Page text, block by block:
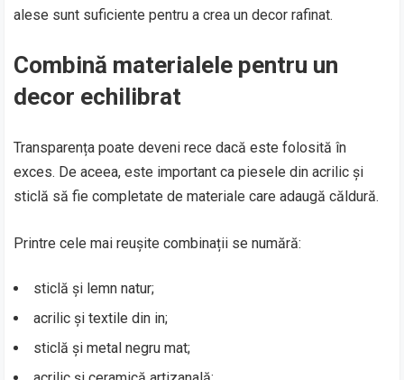
alese sunt suficiente pentru a crea un decor rafinat.
Combină materialele pentru un
decor echilibrat
Transparența poate deveni rece dacă este folosită în
exces. De aceea, este important ca piesele din acrilic și
sticlă să fie completate de materiale care adaugă căldură.
Printre cele mai reușite combinații se numără:
sticlă și lemn natur;
acrilic și textile din in;
sticlă și metal negru mat;